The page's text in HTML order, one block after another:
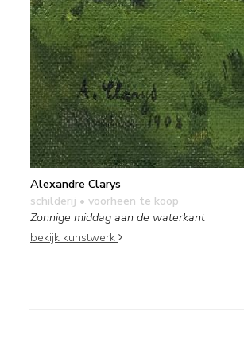
Alexandre Clarys
schilderij • voorheen te koop
Zonnige middag aan de waterkant
bekijk kunstwerk